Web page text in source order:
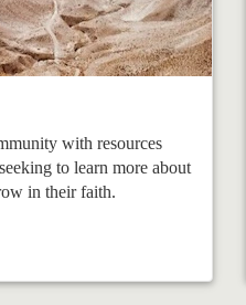
with resources
to learn more about
in their faith.